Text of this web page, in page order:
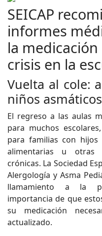
SEICAP
informes
la
crisis en la
Vuelta al cole:
niños
El regreso a las aulas
para muchos
para familias con hijos
alimentarias u otras
crónicas. La Sociedad
Alergología y Asma
llamamiento a la
importancia de que
su medicación
actualizado.